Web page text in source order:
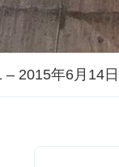
2015年6月14日